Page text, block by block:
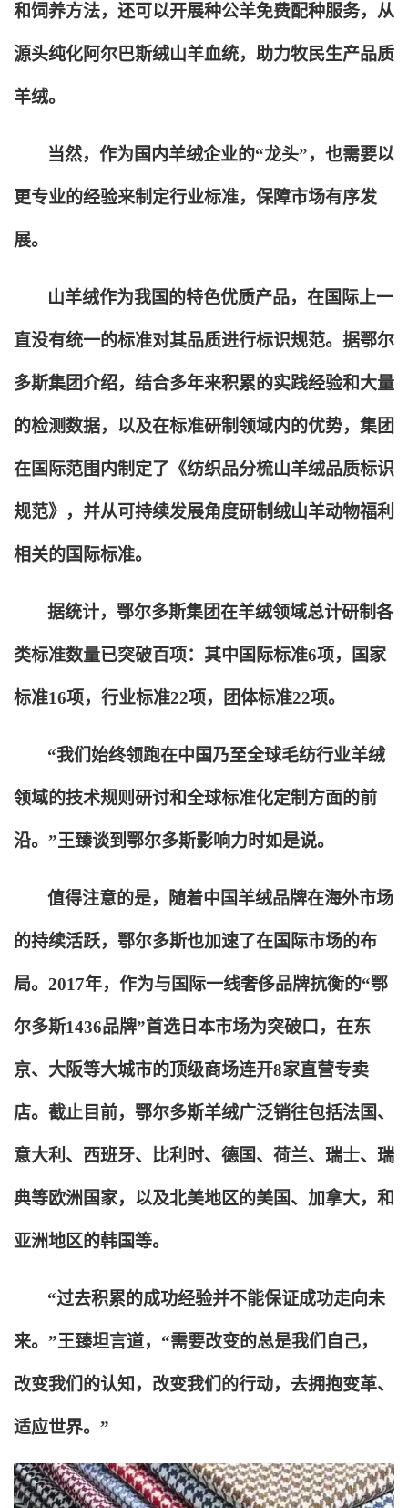
和饲养方法，还可以开展种公羊免费配种服务，从
源头纯化阿尔巴斯绒山羊血统，助力牧民生产品质
羊绒。
当然，作为国内羊绒企业的“龙头”，也需要以
更专业的经验来制定行业标准，保障市场有序发
展。
山羊绒作为我国的特色优质产品，在国际上一
直没有统一的标准对其品质进行标识规范。据鄂尔
多斯集团介绍，结合多年来积累的实践经验和大量
的检测数据，以及在标准研制领域内的优势，集团
在国际范围内制定了《纺织品分梳山羊绒品质标识
规范》，并从可持续发展角度研制绒山羊动物福利
相关的国际标准。
据统计，鄂尔多斯集团在羊绒领域总计研制各
类标准数量已突破百项：其中国际标准6项，国家
标准16项，行业标准22项，团体标准22项。
“我们始终领跑在中国乃至全球毛纺行业羊绒
领域的技术规则研讨和全球标准化定制方面的前
沿。”王臻谈到鄂尔多斯影响力时如是说。
值得注意的是，随着中国羊绒品牌在海外市场
的持续活跃，鄂尔多斯也加速了在国际市场的布
局。2017年，作为与国际一线奢侈品牌抗衡的“鄂
尔多斯1436品牌”首选日本市场为突破口，在东
京、大阪等大城市的顶级商场连开8家直营专卖
店。截止目前，鄂尔多斯羊绒广泛销往包括法国、
意大利、西班牙、比利时、德国、荷兰、瑞士、瑞
典等欧洲国家，以及北美地区的美国、加拿大，和
亚洲地区的韩国等。
“过去积累的成功经验并不能保证成功走向未
来。”王臻坦言道，“需要改变的总是我们自己，
改变我们的认知，改变我们的行动，去拥抱变革、
适应世界。”